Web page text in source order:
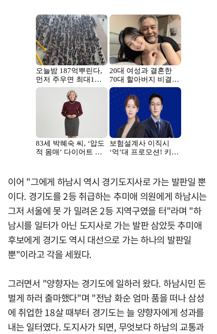
이어 "그에게 하남시 역시 경기도지사로 가는 발판일 뿐
이다. 경기도를 2등 취급하는 추미애 의원에게 하남시는
그저 서울에 못 가 밀려온 2등 지역구였을 터"라며 "하
남시를 일터가 아닌 도지사로 가는 발판 삼았듯 추미애
후보에게 경기도 역시 대선으로 가는 하나의 발판일
뿐"이라고 각을 세웠다.
그러면서 "양향자는 경기도에 일하러 왔다. 하남시민 돈
벌게 하러 출마했다"며 "전남 화순 엄마 품을 떠나 삼성
에 취업한 18살 때부터 경기도는 늘 양향자에게 성과를
내는 일터였다. 도지사가 되면, 무엇보다 하남의 교통과